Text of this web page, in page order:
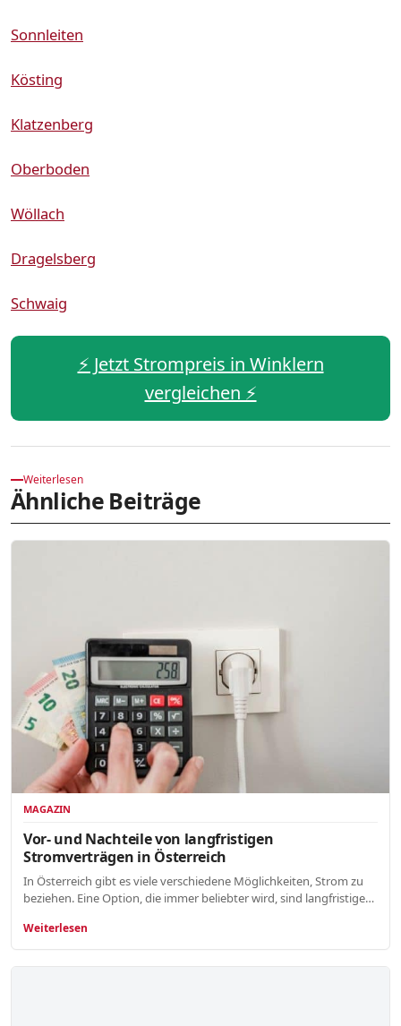
Sonnleiten
Kösting
Klatzenberg
Oberboden
Wöllach
Dragelsberg
Schwaig
⚡️ Jetzt Strompreis in Winklern
vergleichen ⚡️
Weiterlesen
Ähnliche Beiträge
MAGAZIN
Vor- und Nachteile von langfristigen
Stromverträgen in Österreich
In Österreich gibt es viele verschiedene Möglichkeiten, Strom zu
beziehen. Eine Option, die immer beliebter wird, sind langfristige…
Weiterlesen